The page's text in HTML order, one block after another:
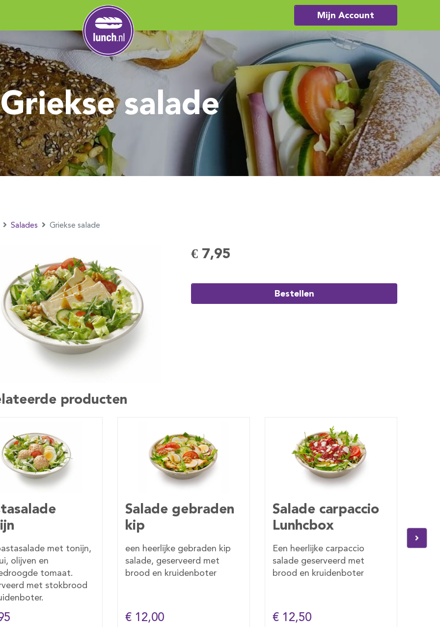
Mijn Account
Griekse salade
Salades Griekse salade
€ 7,95
Bestellen
producten
gebraden
gebraden kip
geserveerd met
en kruidenboter
Salade carpaccio
Lunhcbox
Een heerlijke carpaccio
salade geserveerd met
brood en kruidenboter
€ 12,50
Salade tonijn
Een heerlijke tonijn salade
geserveerd met brood en
kruidenboter
€ 12,00
Een